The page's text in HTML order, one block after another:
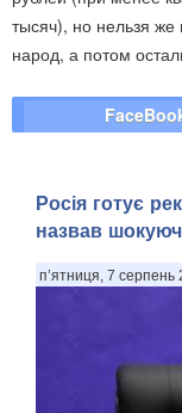
тысяч), но нельзя же
народ, а потом
Росія готує
назвав
п’ятниця, 7 серпень